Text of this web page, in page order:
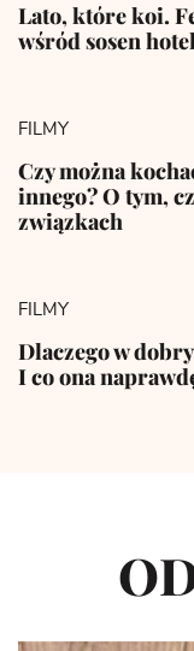
Lato, które koi.
wśród sosen
FILMY
Czy można
innego? O tym,
związkach
FILMY
Dlaczego w
I co ona